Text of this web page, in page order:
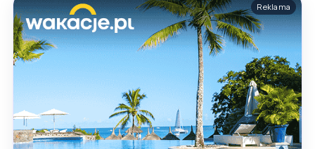
Reklama